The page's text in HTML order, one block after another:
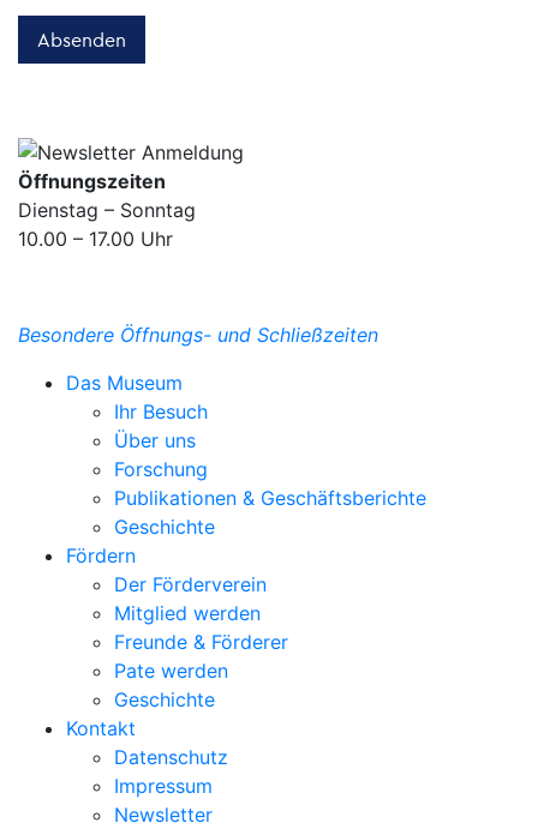
Öffnungszeiten
Dienstag – Sonntag
10.00 – 17.00 Uhr
Besondere Öffnungs- und Schließzeiten
Das Museum
Ihr Besuch
Über uns
Forschung
Publikationen & Geschäftsberichte
Geschichte
Fördern
Der Förderverein
Mitglied werden
Freunde & Förderer
Pate werden
Geschichte
Kontakt
Datenschutz
Impressum
Newsletter